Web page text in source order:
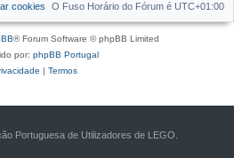
O Fuso Horário do Fórum é UTC+01:00
cookies
® Forum Software © phpBB Limited
por: phpBB Portugal
| Termos
Portuguesa de Utilizadores de LEGO.